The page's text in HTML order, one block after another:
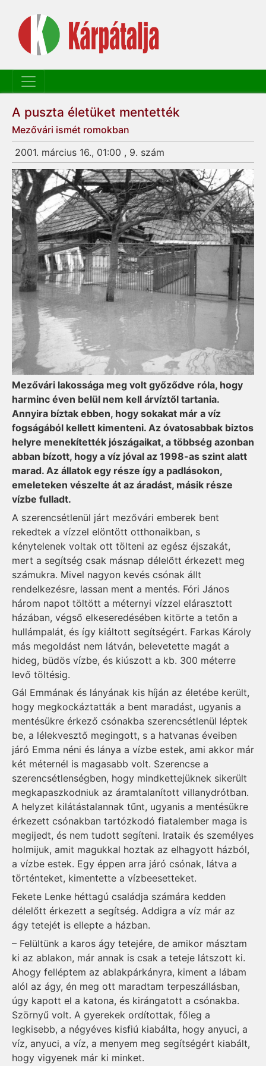
A puszta életüket mentették
Mezővári ismét romokban
2001. március 16., 01:00 , 9. szám
Mezővári lakossága meg volt győződve róla, hogy
harminc éven belül nem kell árvíztől tartania.
Annyira bíztak ebben, hogy sokakat már a víz
fogságából kellett kimenteni. Az óvatosabbak biztos
helyre menekítették jószágaikat, a többség azonban
abban bízott, hogy a víz jóval az 1998-as szint alatt
marad. Az állatok egy része így a padlásokon,
emeleteken vészelte át az áradást, másik része
vízbe fulladt.
A szerencsétlenül járt mezővári emberek bent
rekedtek a vízzel elöntött otthonaikban, s
kénytelenek voltak ott tölteni az egész éjszakát,
mert a segítség csak másnap délelőtt érkezett meg
számukra. Mivel nagyon kevés csónak állt
rendelkezésre, lassan ment a mentés. Fóri János
három napot töltött a méternyi vízzel elárasztott
házában, végső elkeseredésében kitörte a tetőn a
hullámpalát, és így kiáltott segítségért. Farkas Károly
más megoldást nem látván, belevetette magát a
hideg, büdös vízbe, és kiúszott a kb. 300 méterre
levő töltésig.
Gál Emmának és lányának kis híján az életébe került,
hogy megkockáztatták a bent maradást, ugyan­is a
mentésükre érkező csónakba szerencsétlenül léptek
be, a lélekvesztő megingott, s a hatvanas éveiben
járó Emma néni és lánya a vízbe estek, ami akkor már
két méternél is magasabb volt. Szerencse a
szerencsétlenségben, hogy mindkettejüknek sikerült
megkapaszkodniuk az áramtalanított villanydrótban.
A helyzet kilátástalannak tűnt, ugyanis a mentésükre
érkezett csónakban tartózkodó fiatalember maga is
megijedt, és nem tudott segíteni. Irataik és személyes
holmijuk, amit magukkal hoztak az elhagyott házból,
a vízbe estek. Egy ép­pen arra já­ró csónak, látva a
történteket, kimentette a vízbeesetteket.
Fekete Len­ke héttagú családja számára kedden
délelőtt érkezett a segítség. Addigra a víz már az
ágy tetejét is ellepte a házban.
– Felültünk a karos ágy tetejére, de amikor másztam
ki az ablakon, már annak is csak a teteje látszott ki.
Ahogy felléptem az ablakpárkányra, kiment a lábam
alól az ágy, én meg ott maradtam terpeszállásban,
úgy kapott el a katona, és kirángatott a csónakba.
Szörnyű volt. A gyerekek ordítottak, főleg a
legkisebb, a négyéves kisfiú kiabálta, hogy anyuci, a
víz, anyuci, a víz, a menyem meg segítségért kiabált,
hogy vigyenek már ki minket.